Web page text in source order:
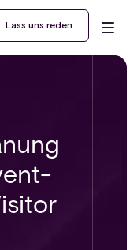
Lass uns reden